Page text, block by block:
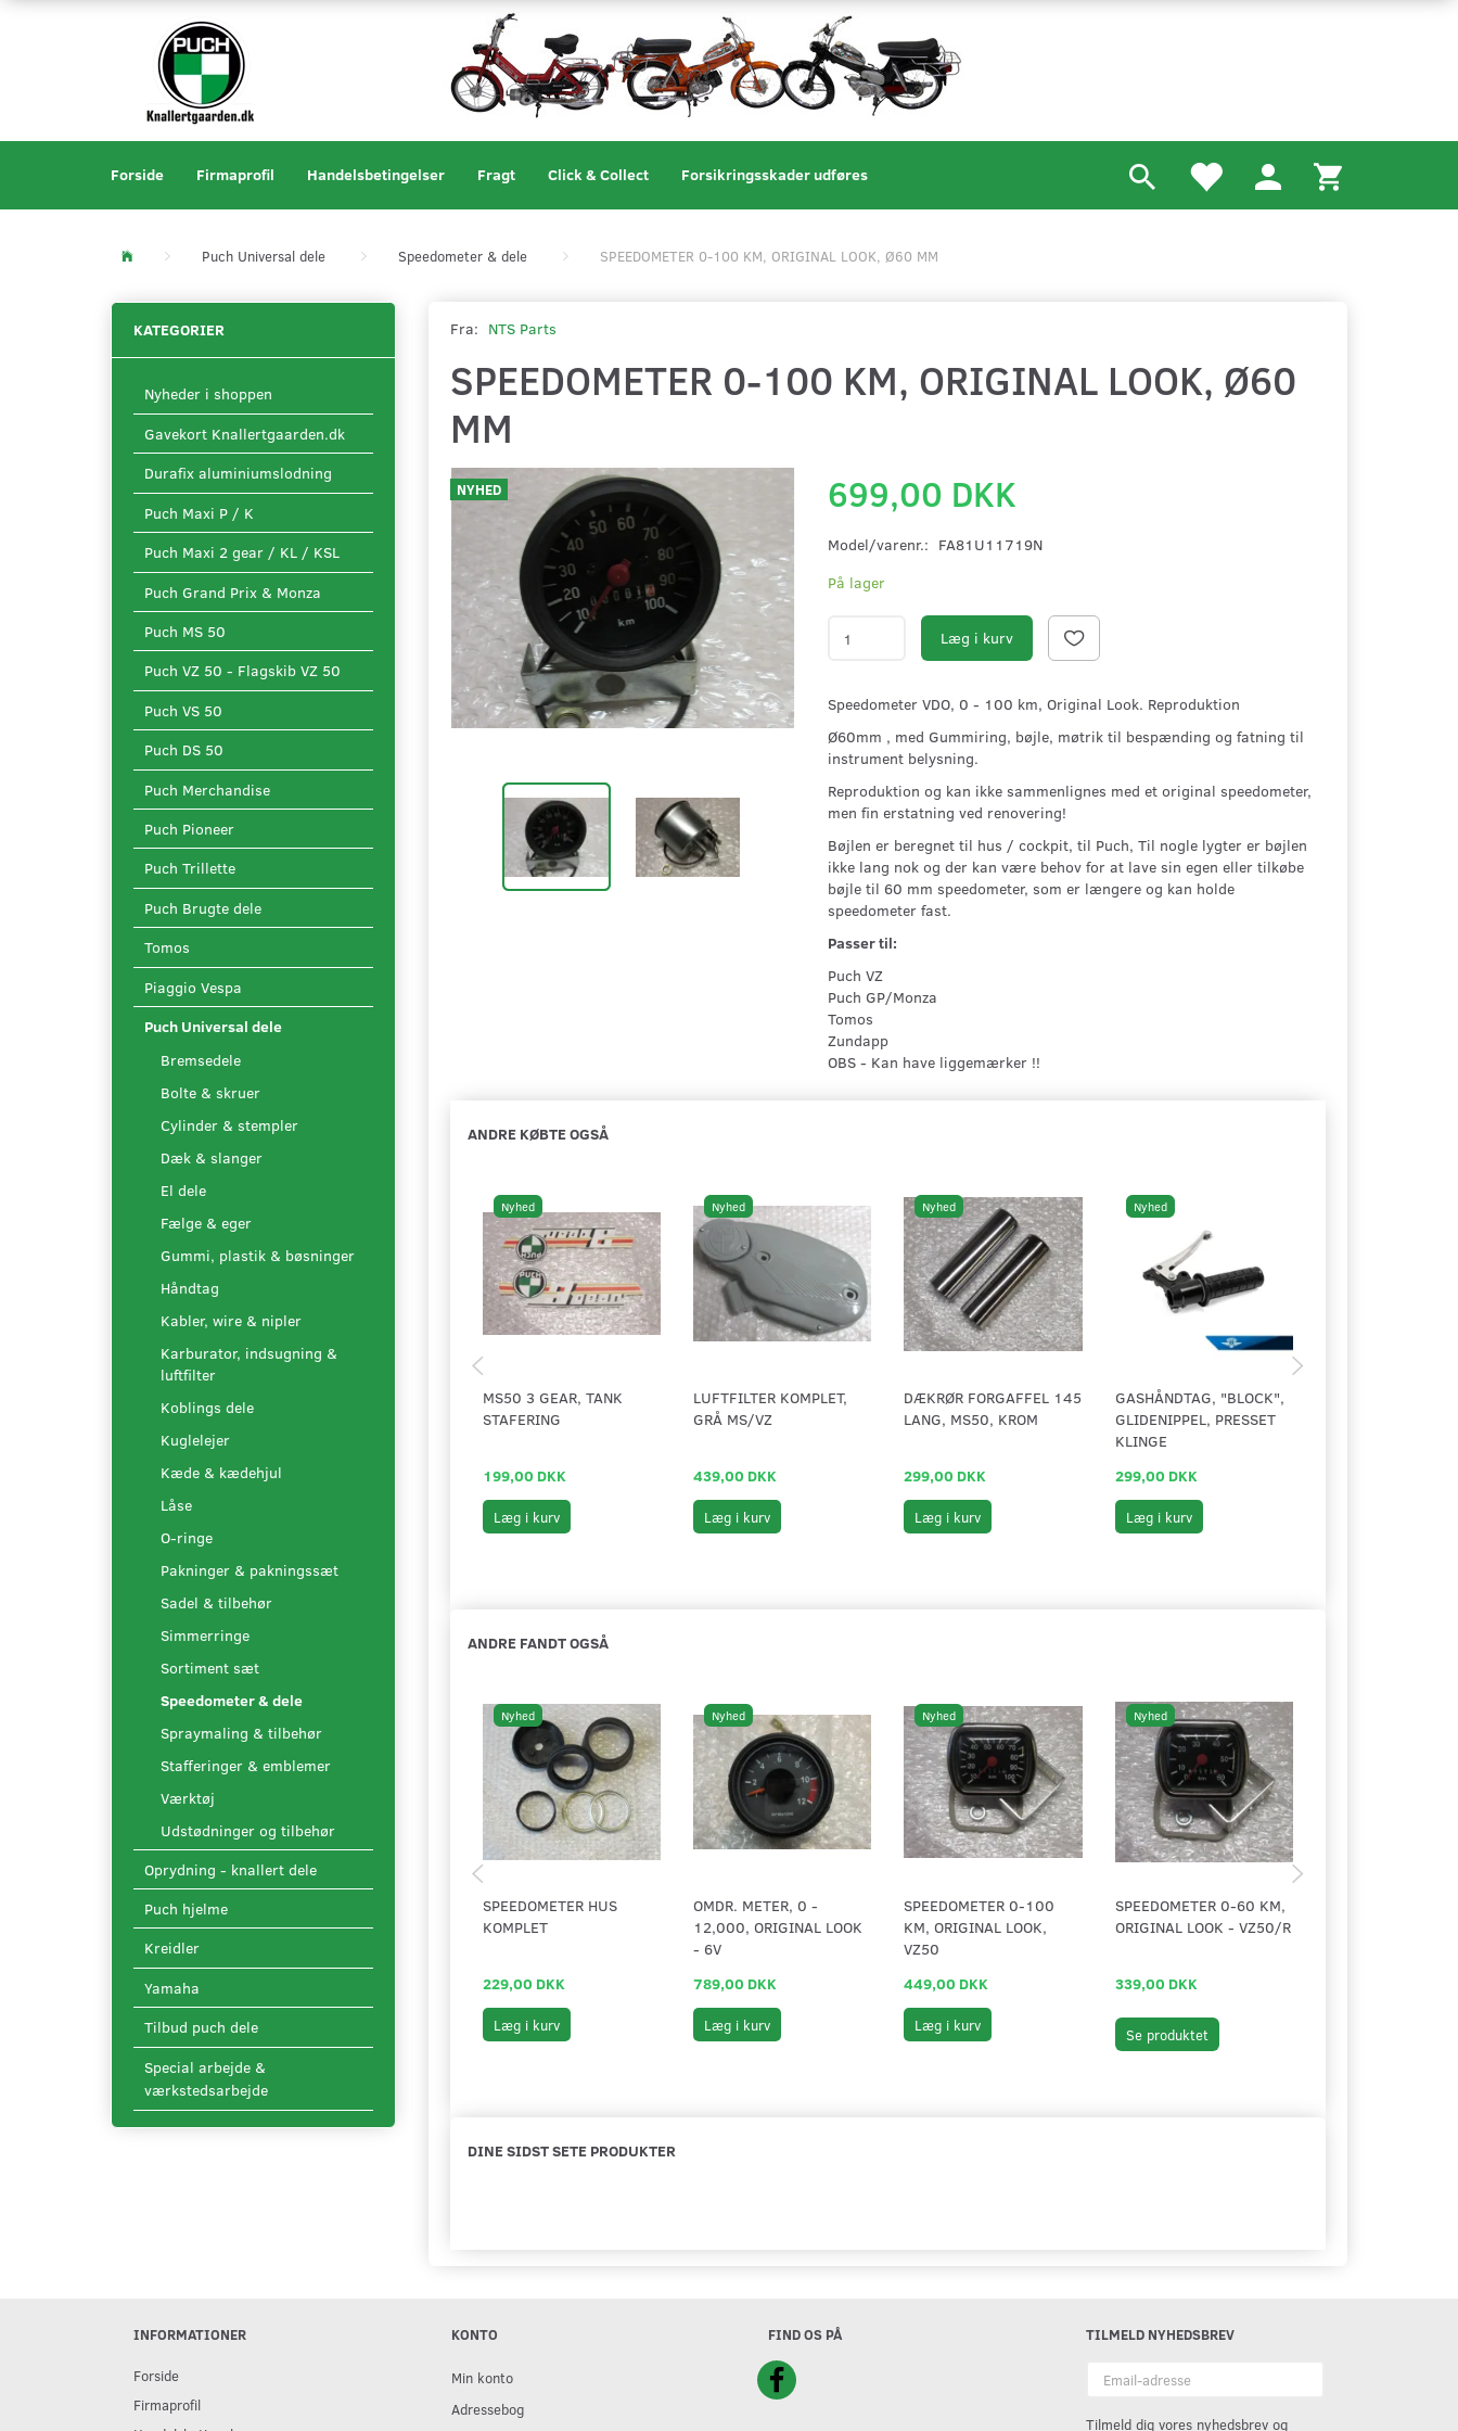
Forside Firmaprofil Handelsbetingelser Fragt Click & Collect Forsikringsskader udføres
Puch Universal dele Speedometer & dele SPEEDOMETER 0-100 KM, ORIGINAL LOOK, Ø60 MM
KATEGORIER
Nyheder i shoppen
Gavekort Knallertgaarden.dk
Durafix aluminiumslodning
Puch Maxi P / K
Puch Maxi 2 gear / KL / KSL
Puch Grand Prix & Monza
Puch MS 50
Puch VZ 50 - Flagskib VZ 50
Puch VS 50
Puch DS 50
Puch Merchandise
Puch Pioneer
Puch Trillette
Puch Brugte dele
Tomos
Piaggio Vespa
Puch Universal dele
Bremsedele
Bolte & skruer
Cylinder & stempler
Dæk & slanger
El dele
Fælge & eger
Gummi, plastik & bøsninger
Håndtag
Kabler, wire & nipler
Karburator, indsugning &
luftfilter
Koblings dele
Kuglelejer
Kæde & kædehjul
Låse
O-ringe
Pakninger & pakningssæt
Sadel & tilbehør
Simmerringe
Sortiment sæt
Speedometer & dele
Spraymaling & tilbehør
Stafferinger & emblemer
Værktøj
Udstødninger og tilbehør
Oprydning - knallert dele
Puch hjelme
Kreidler
Yamaha
Tilbud puch dele
Special arbejde &
værkstedsarbejde
Fra: NTS Parts
SPEEDOMETER 0-100 KM, ORIGINAL LOOK, Ø60
MM
NYHED 699,00 DKK
Model/varenr.: FA81U11719N
På lager
Læg i kurv
Speedometer VDO, 0 - 100 km, Original Look. Reproduktion
Ø60mm , med Gummiring, bøjle, møtrik til bespænding og fatning til
instrument belysning.
Reproduktion og kan ikke sammenlignes med et original speedometer,
men fin erstatning ved renovering!
Bøjlen er beregnet til hus / cockpit, til Puch, Til nogle lygter er bøjlen
ikke lang nok og der kan være behov for at lave sin egen eller tilkøbe
bøjle til 60 mm speedometer, som er længere og kan holde
speedometer fast.
Passer til:
Puch VZ
Puch GP/Monza
Tomos
Zundapp
OBS - Kan have liggemærker !!
ANDRE KØBTE OGSÅ
Nyhed
MS50 3 GEAR, TANK
STAFERING
199,00 DKK
Læg i kurv
Nyhed
LUFTFILTER KOMPLET,
GRÅ MS/VZ
439,00 DKK
Læg i kurv
Nyhed
DÆKRØR FORGAFFEL 145
LANG, MS50, KROM
299,00 DKK
Læg i kurv
Nyhed
GASHÅNDTAG, "BLOCK",
GLIDENIPPEL, PRESSET
KLINGE
299,00 DKK
Læg i kurv
ANDRE FANDT OGSÅ
Nyhed
SPEEDOMETER HUS
KOMPLET
229,00 DKK
Læg i kurv
Nyhed
OMDR. METER, 0 -
12,000, ORIGINAL LOOK
- 6V
789,00 DKK
Læg i kurv
Nyhed
SPEEDOMETER 0-100
KM, ORIGINAL LOOK,
VZ50
449,00 DKK
Læg i kurv
Nyhed
SPEEDOMETER 0-60 KM,
ORIGINAL LOOK - VZ50/R
339,00 DKK
Se produktet
DINE SIDST SETE PRODUKTER
INFORMATIONER
Forside
Firmaprofil
KONTO
Min konto
Adressebog
FIND OS PÅ
TILMELD NYHEDSBREV
adresse
Tilmeld dig vores nyhedsbrev og